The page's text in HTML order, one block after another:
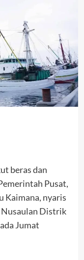
beras dan
Pusat,
Kaimana, nyaris
Nusaulan Distrik
Jumat